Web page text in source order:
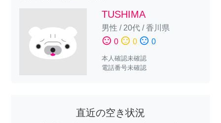
TUSHIMA
男性 / 20代/香川県
sentiment_satisfied 0 sentiment_neutral 0 sentiment_dissatisfied 0
本人確認未確認
電話番号未確認
直近の空き状況